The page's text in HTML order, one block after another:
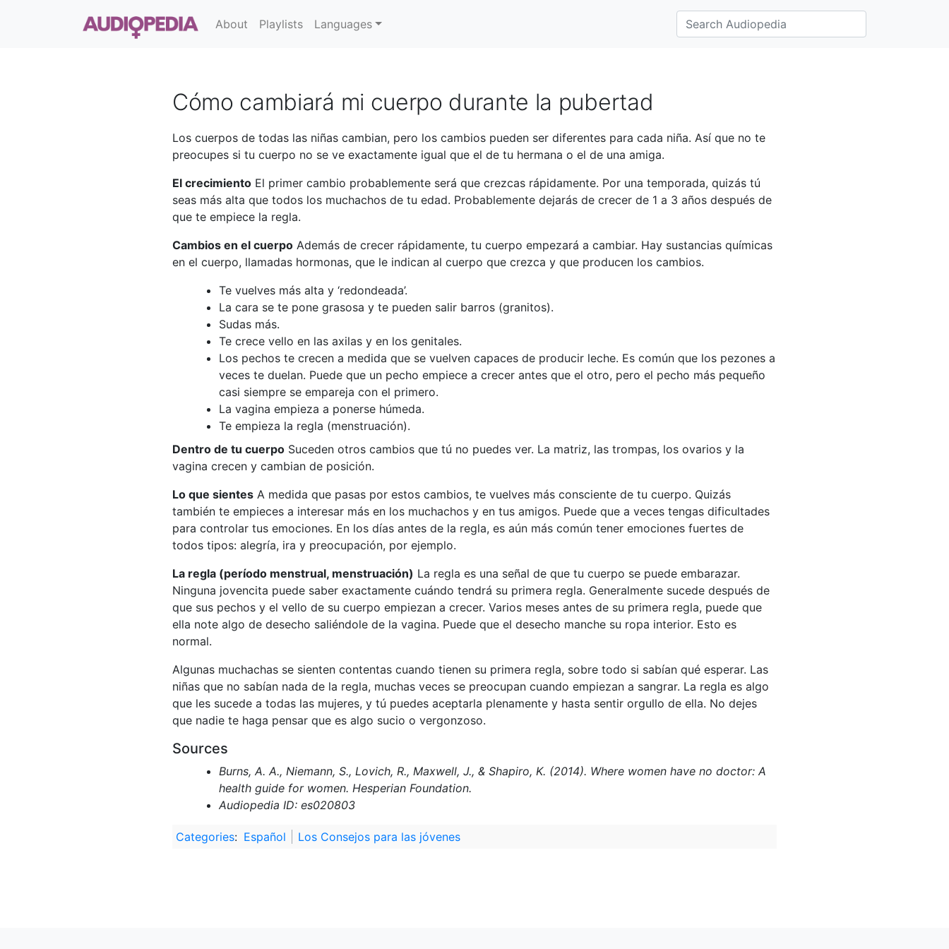
About Playlists Languages
Cómo cambiará mi cuerpo durante la pubertad
Los cuerpos de todas las niñas cambian, pero los cambios pueden ser diferentes para cada niña. Así que no te
preocupes si tu cuerpo no se ve exactamente igual que el de tu hermana o el de una amiga.
El crecimiento El primer cambio probablemente será que crezcas rápidamente. Por una temporada, quizás tú
seas más alta que todos los muchachos de tu edad. Probablemente dejarás de crecer de 1 a 3 años después de
que te empiece la regla.
Cambios en el cuerpo Además de crecer rápidamente, tu cuerpo empezará a cambiar. Hay sustancias químicas
en el cuerpo, llamadas hormonas, que le indican al cuerpo que crezca y que producen los cambios.
Te vuelves más alta y ‘redondeada’.
La cara se te pone grasosa y te pueden salir barros (granitos).
Sudas más.
Te crece vello en las axilas y en los genitales.
Los pechos te crecen a medida que se vuelven capaces de producir leche. Es común que los pezones a
veces te duelan. Puede que un pecho empiece a crecer antes que el otro, pero el pecho más pequeño
casi siempre se empareja con el primero.
La vagina empieza a ponerse húmeda.
Te empieza la regla (menstruación).
Dentro de tu cuerpo Suceden otros cambios que tú no puedes ver. La matriz, las trompas, los ovarios y la
vagina crecen y cambian de posición.
Lo que sientes A medida que pasas por estos cambios, te vuelves más consciente de tu cuerpo. Quizás
también te empieces a interesar más en los muchachos y en tus amigos. Puede que a veces tengas dificultades
para controlar tus emociones. En los días antes de la regla, es aún más común tener emociones fuertes de
todos tipos: alegría, ira y preocupación, por ejemplo.
La regla (período menstrual, menstruación) La regla es una señal de que tu cuerpo se puede embarazar.
Ninguna jovencita puede saber exactamente cuándo tendrá su primera regla. Generalmente sucede después de
que sus pechos y el vello de su cuerpo empiezan a crecer. Varios meses antes de su primera regla, puede que
ella note algo de desecho saliéndole de la vagina. Puede que el desecho manche su ropa interior. Esto es
normal.
Algunas muchachas se sienten contentas cuando tienen su primera regla, sobre todo si sabían qué esperar. Las
niñas que no sabían nada de la regla, muchas veces se preocupan cuando empiezan a sangrar. La regla es algo
que les sucede a todas las mujeres, y tú puedes aceptarla plenamente y hasta sentir orgullo de ella. No dejes
que nadie te haga pensar que es algo sucio o vergonzoso.
Sources
Burns, A. A., Niemann, S., Lovich, R., Maxwell, J., & Shapiro, K. (2014). Where women have no doctor: A
health guide for women. Hesperian Foundation.
Audiopedia ID: es020803
Categories: Español Los Consejos para las jóvenes